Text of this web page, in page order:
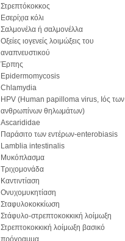
Στρεπτόκοκκος
Εσερίχια κόλι
Σαλμονέλα ή σαλμονέλλα
Οξείες ιογενείς λοιμώξεις του
αναπνευστικού
Έρπης
Epidermomycosis
Chlamydia
HPV (Human papilloma virus, Ιός των
ανθρωπίνων θηλωμάτων)
Ascarididae
Παράσιτο των εντέρων-enterobiasis
Lamblia intestinalis
Μυκόπλασμα
Τριχομονάδα
Καντιντίαση
Ονυχομυκητίαση
Σταφυλοκοκκίωση
Στάφυλο-στρεπτοκοκκική λοίμωξη
Στρεπτοκοκκική λοίμωξη βασικό
πρόγραμμα